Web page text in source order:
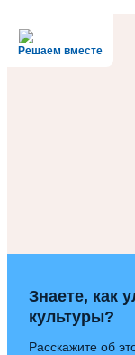
Решаем вместе
Знаете, как
культуры?
Расскажите об